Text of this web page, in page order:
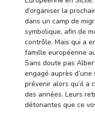
d’organiser la
dans un camp de
symbolique, afin de
contrôle. Mais qui a
famille européenne
Sans doute pas
engagé auprès
prévenir alors qu’il a
des années. Leurs
détonantes que ce